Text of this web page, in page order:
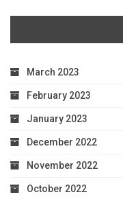
March 2023
February 2023
January 2023
December 2022
November 2022
October 2022